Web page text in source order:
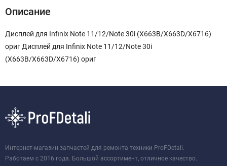
Описание
Дисплей для Infinix Note 11/12/Note 30i (X663B/X663D/X6716)
ориг Дисплей для Infinix Note 11/12/Note 30i
(X663B/X663D/X6716) ориг
Интернет-магазин запчастей для ремонта техники ProFDetali.
Работаем с 2016 года. Большой ассортимент, отличное качество.